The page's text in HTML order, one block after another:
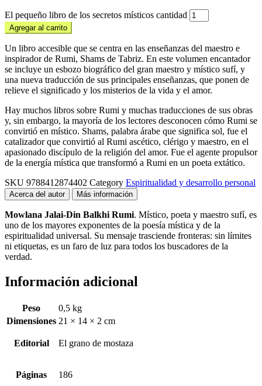
El pequeño libro de los secretos místicos cantidad
Agregar al carrito
Un libro accesible que se centra en las enseñanzas del maestro e
inspirador de Rumi, Shams de Tabriz. En este volumen encantador
se incluye un esbozo biográfico del gran maestro y místico sufí, y
una nueva traducción de sus principales enseñanzas, que ponen de
relieve el significado y los misterios de la vida y el amor.
Hay muchos libros sobre Rumi y muchas traducciones de sus obras
y, sin embargo, la mayoría de los lectores desconocen cómo Rumi se
convirtió en místico. Shams, palabra árabe que significa sol, fue el
catalizador que convirtió al Rumi ascético, clérigo y maestro, en el
apasionado discípulo de la religión del amor. Fue el agente propulsor
de la energía mística que transformó a Rumi en un poeta extático.
SKU 9788412874402 Category Espiritualidad y desarrollo personal
Acerca del autor Más información
Mowlana Jalai-Din Balkhi Rumi. Místico, poeta y maestro sufí, es
uno de los mayores exponentes de la poesía mística y de la
espiritualidad universal. Su mensaje trasciende fronteras: sin límites
ni etiquetas, es un faro de luz para todos los buscadores de la
verdad.
Información adicional
Peso
0,5 kg
Dimensiones 21 × 14 × 2 cm
Editorial El grano de mostaza
Páginas 186